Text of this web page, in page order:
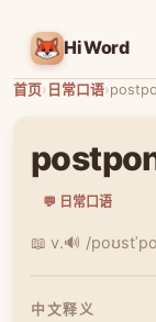
HiWord
首页› 日常口语›
💬 日常口语
📖 v.🔊 /
中文释义